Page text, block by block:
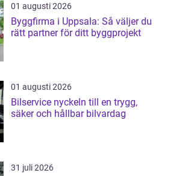
01 augusti 2026
Byggfirma i Uppsala: Så väljer du
rätt partner för ditt byggprojekt
01 augusti 2026
Bilservice nyckeln till en trygg,
säker och hållbar bilvardag
31 juli 2026